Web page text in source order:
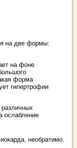
на две формы:
на фоне
форма
гипертрофии
ослабление
необратимо.